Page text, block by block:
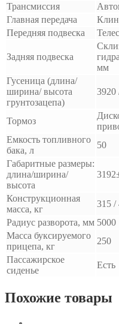
Трансмиссия
Главная передача
Передняя подвеска
Задняя подвеска
мм
Гусеница (длина/
ширина/ высота
грунтозацепа)
3920
Тормоз
Емкость топливного
бака, л
50
Габаритные размеры:
длина/ширина/
высота
Конструкционная
масса, кг
315 /
Радиус разворота, мм 5000
Масса буксируемого
прицепа, кг
250
Пассажирское
сиденье
Есть
Похожие товары